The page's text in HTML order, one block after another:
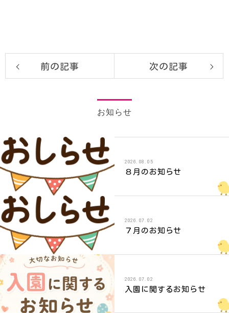
前の記事 次の記事
お知らせ
2026.08.05
８月のお知らせ
2026.07.02
７月のお知らせ
2026.07.02
入園に関するお知らせ